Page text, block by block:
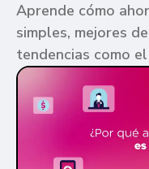
Aprende cómo
simples, mejores
tendencias como
pueden ayudarte